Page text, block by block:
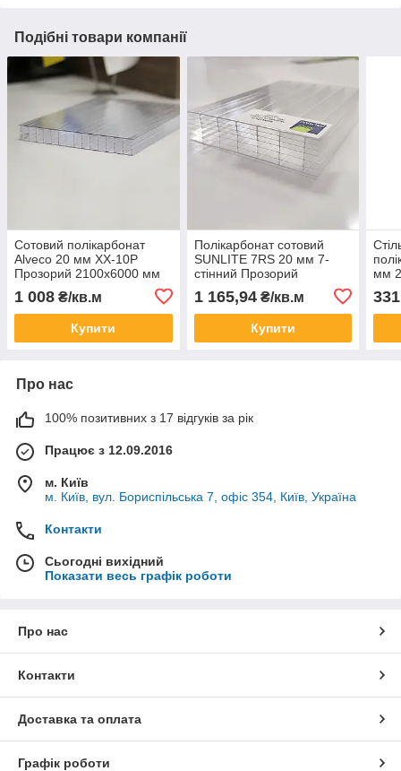
Подібні товари компанії
Сотовий полікарбонат
Alveco 20 мм XX-10P
Прозорий 2100x6000 мм
1 008 ₴/кв.м
Купити
Полікарбонат сотовий
SUNLITE 7RS 20 мм 7-
стінний Прозорий
1 165,94₴/кв.м
Купити
мм
Про нас
100% позитивних з 17 відгуків за рік
Працює з 12.09.2016
м. Київ
м. Київ, вул. Бориспільська 7, офіс 354, Київ, Україна
Контакти
Сьогодні вихідний
Показати весь графік роботи
Про нас
Контакти
Доставка та оплата
Графік роботи